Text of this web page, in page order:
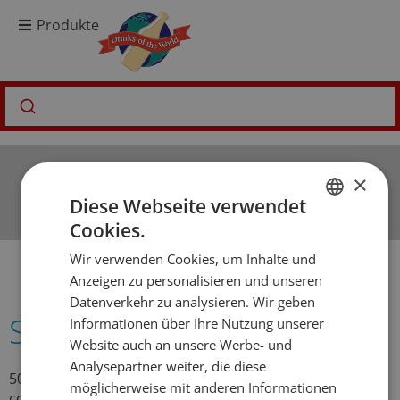
Produkte
Spirituosen erklärt
500 Zeichen inklusive Leerschläge – Consectetur amet,
FRENCH
×
Diese Webseite verwendet
Cookies.
Wir verwenden Cookies, um Inhalte und
Anzeigen zu personalisieren und unseren
Datenverkehr zu analysieren. Wir geben
Informationen über Ihre Nutzung unserer
Website auch an unsere Werbe- und
Analysepartner weiter, die diese
möglicherweise mit anderen Informationen